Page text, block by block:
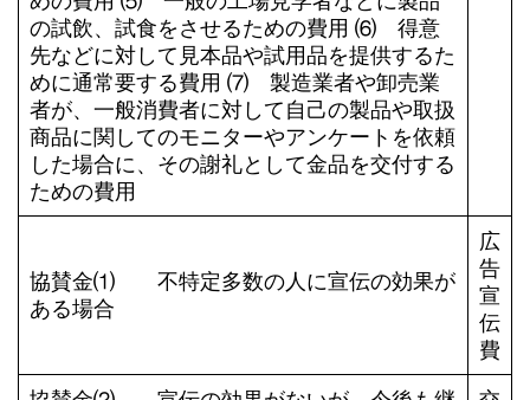
の試飲、試食をさせるための費用 ⑹ 得意
先などに対して見本品や試用品を提供するた
めに通常要する費用 ⑺ 製造業者や卸売業
者が、一般消費者に対して自己の製品や取扱
商品に関してのモニターやアンケートを依頼
した場合に、その謝礼として金品を交付する
ための費用
協賛金⑴ 不特定多数の人に宣伝の効果が
ある場合
広
告
宣
伝
費